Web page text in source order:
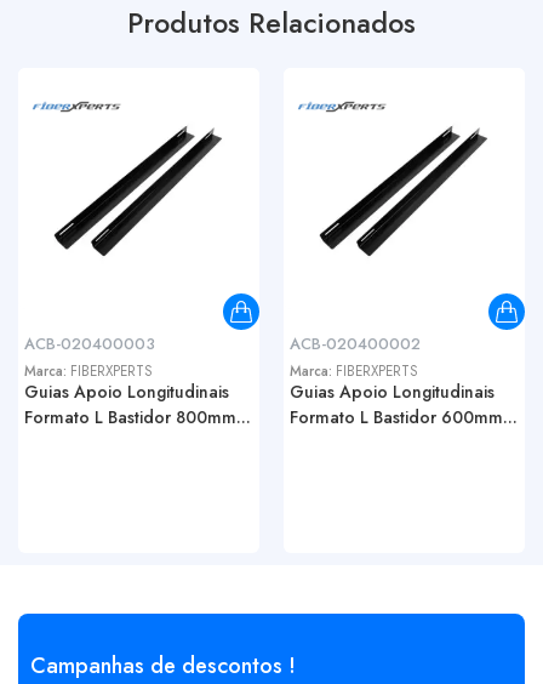
Produtos Relacionados
ACB-020400003
Marca: FIBERXPERTS
Guias Apoio Longitudinais
Formato L Bastidor 800mm...
ACB-020400002
Marca: FIBERXPERTS
Guias Apoio Longitudinais
Formato L Bastidor 600mm...
Campanhas de descontos !